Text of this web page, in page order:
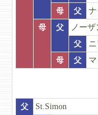
母
父
母
父
ノー
父
母
父
父
St.Simon